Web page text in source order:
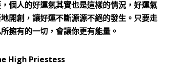
個人的好運氣其實也是這樣的情況，好運氣
開創，讓好運不斷源源不絕的發生。只要走
擁有的一切，會讓你更有能量。